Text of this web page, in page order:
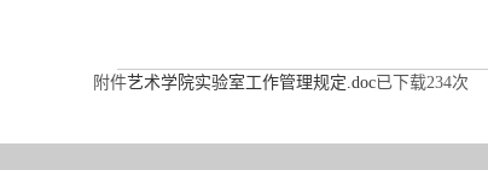
附件艺术学院实验室工作管理规定.doc已下载234次